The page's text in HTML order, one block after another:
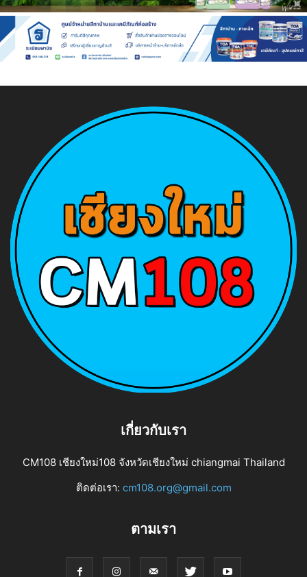
เกี่ยวกับเรา
CM108 เชียงใหม่108 จังหวัดเชียงใหม่ chiangmai Thailand
ติดต่อเรา: cm108.org@gmail.com
ตามเรา